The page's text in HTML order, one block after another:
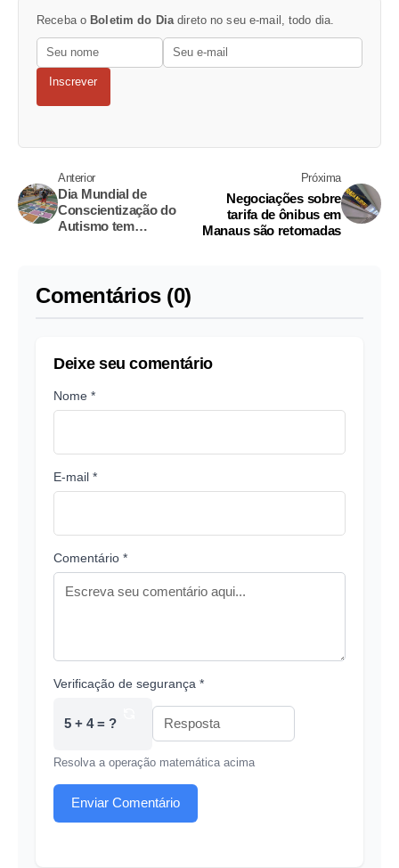
Receba o Boletim do Diadireto no seu e-mail, todo dia.
Inscrever
Anterior
Dia Mundial de
Conscientização do
Autismo tem
Próxima
Negociações sobre
tarifa de ônibus em
Manaus são retomadas
Comentários (0)
Deixe seu comentário
Nome *
E-mail *
Comentário *
Verificação de segurança *
5 + 4 = ?
Resolva a operação matemática acima
Enviar Comentário